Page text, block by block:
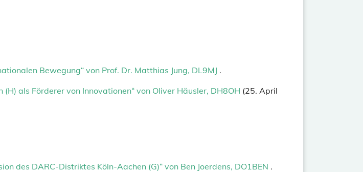
Bewegung“ von Prof. Dr. Matthias Jung, DL9MJ .
(H) als Förderer von Innovationen“ von Oliver Häusler, DH8OH (25. April
des DARC-Distriktes Köln-Aachen (G)“ von Ben Joerdens, DO1BEN .